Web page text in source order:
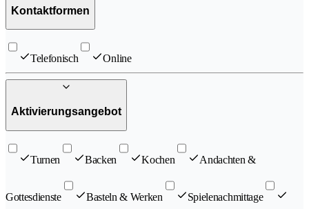
Kontaktformen
Telefonisch Online
Aktivierungsangebot
Turnen Backen Kochen Andachten &
Gottesdienste Basteln & Werken Spielenachmittage